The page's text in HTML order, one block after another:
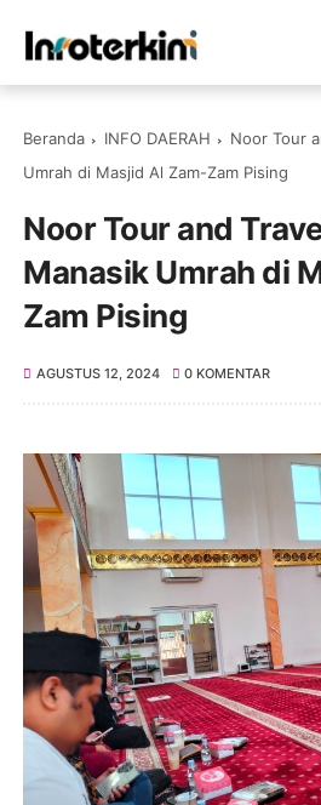
Beranda INFO DAERAH
Noor Tour
Umrah di Masjid Al Zam-Zam Pising
Noor Tour and
Manasik Umrah di
Zam Pising
AGUSTUS 12, 2024 0 KOMENTAR